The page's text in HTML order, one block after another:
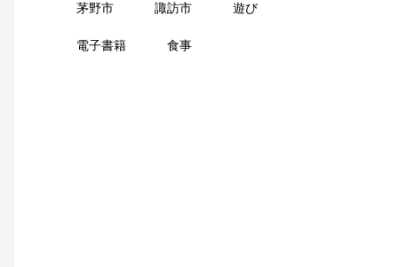
茅野市 諏訪市 遊び
電子書籍 食事